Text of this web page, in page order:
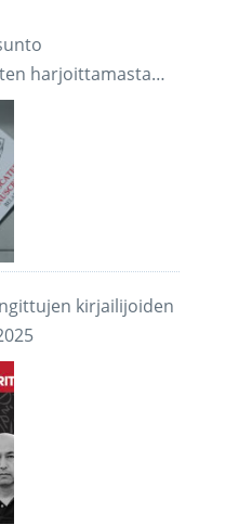
harjoittamasta
tuhoamisesta
kirjailijoiden